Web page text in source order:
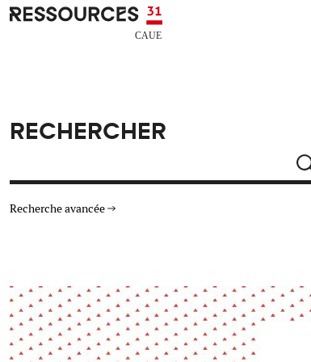
Aller au contenu principal
CAUE RESSOURCES 31
RECHERCHER
Recherche avancée
Architecture
Arts Design
Énergie
Actualité